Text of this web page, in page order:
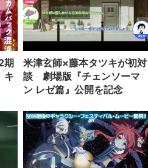
期
キ
米津玄師×藤本タツキが初対
談 劇場版『チェンソーマ
ン レゼ篇』公開を記念